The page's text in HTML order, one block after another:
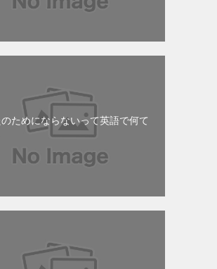
ためにならないって英語で何て